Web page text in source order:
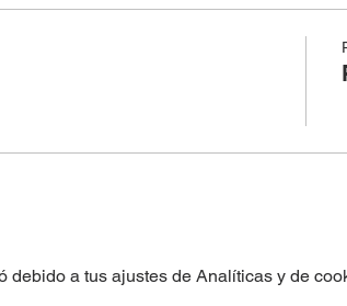
debido a tus ajustes de Analíticas y de